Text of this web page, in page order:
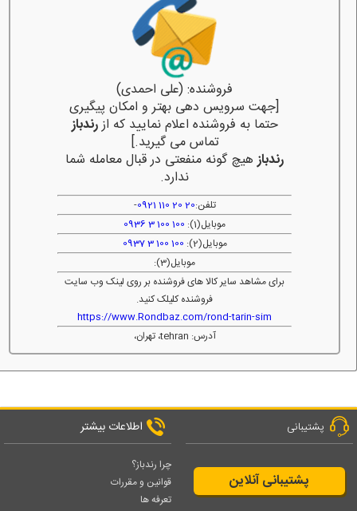
فروشنده: (علی احمدی)
[جهت سرویس دهی بهتر و امکان پیگیری
حتما به فروشنده اعلام نمایید که ازرندباز
تماس می گیرید.]
رندبازهیچ گونه منفعتی در قبال معامله شما
ندارد.
تلفن:20 20 110 0921
-
موبایل(1):
100 100 3 0936
موبایل(2):
100 100 3 0937
موبایل(3):
برای مشاهد سایر کالا های فروشنده بر روی لینک وب سایت
فروشنده کلیلک کنید.
https://www.Rondbaz.com/rond-tarin-sim
آدرس: tehran، تهران،
پشتیبانی
پشتیبانی آنلاین
اطلاعات بیشتر
چرا رندباز؟
قوانین و مقررات
تعرفه ها